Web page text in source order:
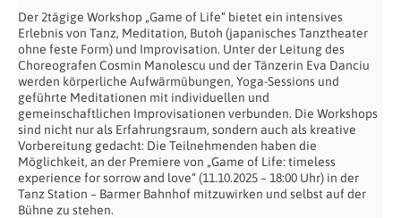
Der 2tägige Workshop „Game of Life“ bietet ein intensives
Erlebnis von Tanz, Meditation, Butoh (japanisches Tanztheater
ohne feste Form) und Improvisation. Unter der Leitung des
Choreografen Cosmin Manolescu und der Tänzerin Eva Danciu
werden körperliche Aufwärmübungen, Yoga-Sessions und
geführte Meditationen mit individuellen und
gemeinschaftlichen Improvisationen verbunden. Die Workshops
sind nicht nur als Erfahrungsraum, sondern auch als kreative
Vorbereitung gedacht: Die Teilnehmenden haben die
Möglichkeit, an der Premiere von „Game of Life: timeless
experience for sorrow and love“ (11.10.2025 – 18:00 Uhr) in der
Tanz Station – Barmer Bahnhof mitzuwirken und selbst auf der
Bühne zu stehen.